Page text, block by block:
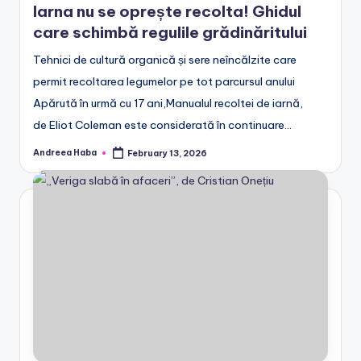
Iarna nu se oprește recolta! Ghidul
care schimbă regulile grădinăritului
Tehnici de cultură organică și sere neîncălzite care
permit recoltarea legumelor pe tot parcursul anului
Apărută în urmă cu 17 ani,Manualul recoltei de iarnă,
de Eliot Coleman este considerată în continuare…
Posted
Andreea Haba February 13, 2026